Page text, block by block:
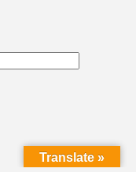
Translate »